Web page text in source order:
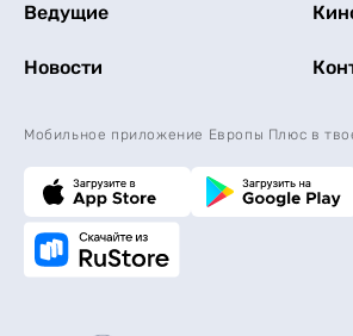
Ведущие
Новости
Мобильное приложение Европы Плюс в